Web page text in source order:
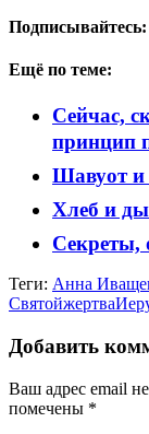
Подписывайтесь:
Ещё по теме:
Сейчас,
принцип
Шавуот и
Хлеб и
Теги: Анна
Святойжертва
Добавить
Ваш адрес email
помечены *